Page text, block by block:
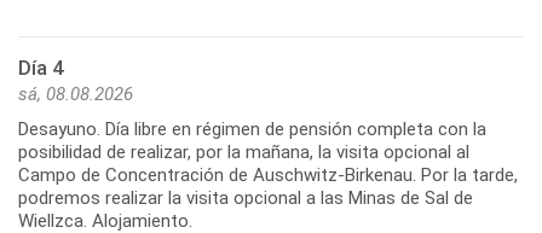
Día 4
sá, 08.08.2026
Desayuno. Día libre en régimen de pensión completa con la
posibilidad de realizar, por la mañana, la visita opcional al
Campo de Concentración de Auschwitz-Birkenau. Por la tarde,
podremos realizar la visita opcional a las Minas de Sal de
Wiellzca. Alojamiento.